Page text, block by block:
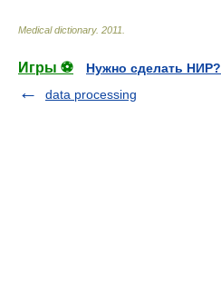
Medical dictionary. 2011
Игры ⚽
Нужно сделать НИР?
data processing